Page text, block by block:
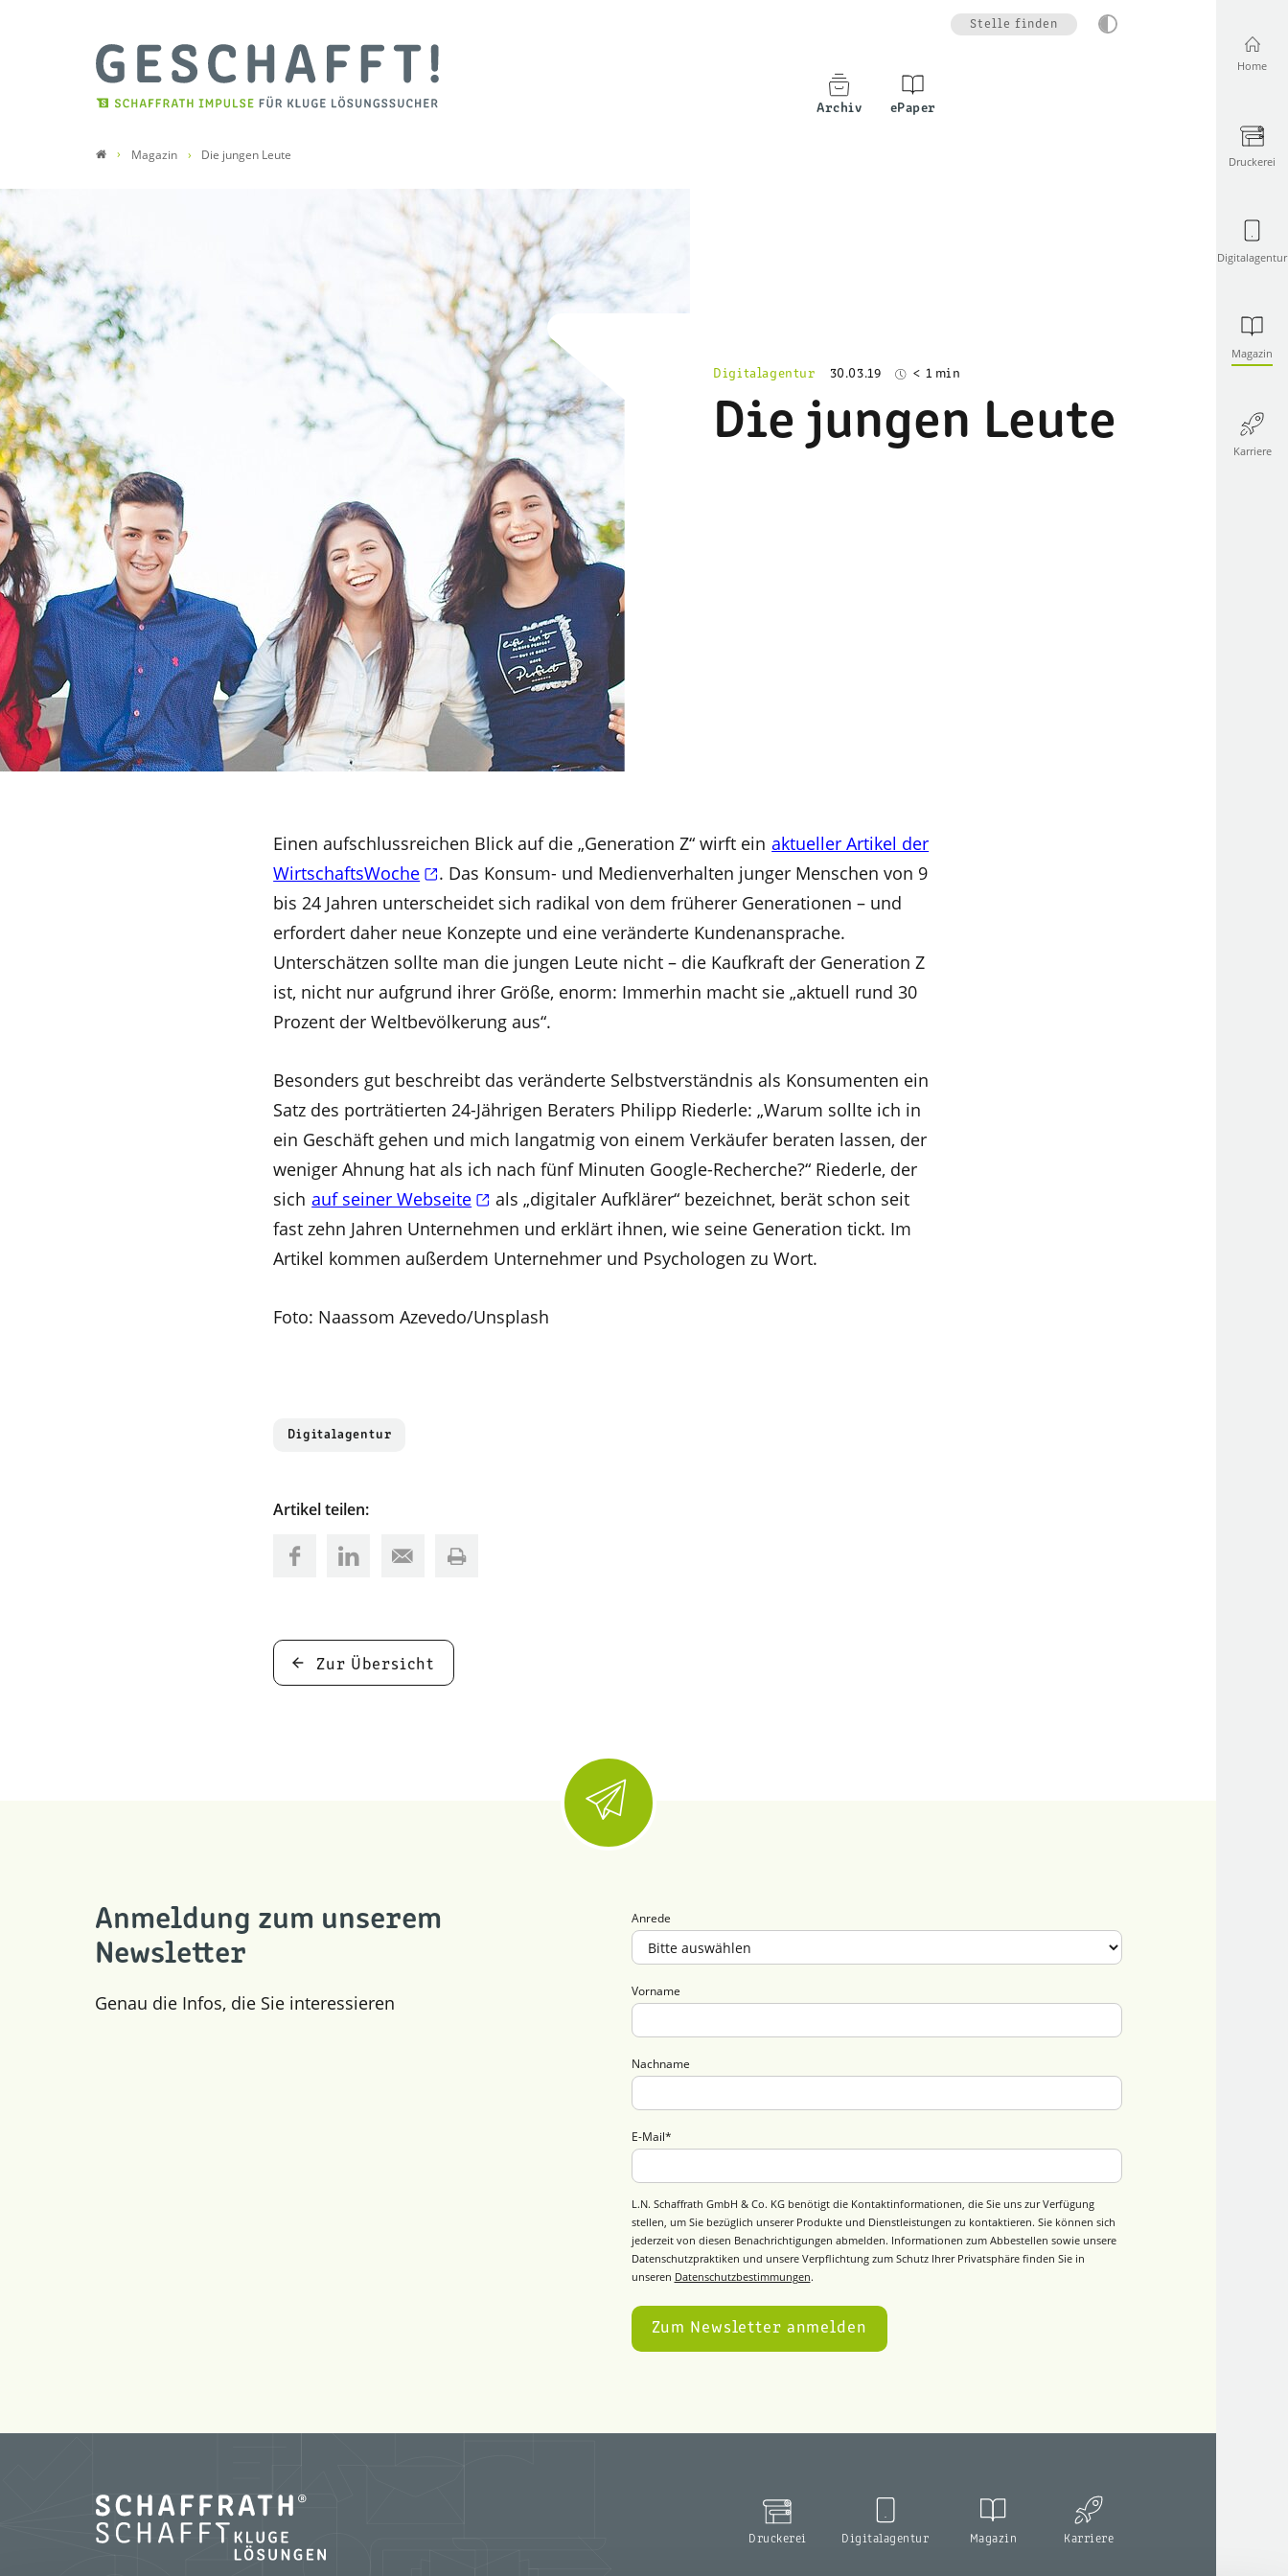
Home
Druckerei
Digitalagentur
Magazin
Karriere
Stelle finden
Archiv ePaper
Magazin Die jungen Leute
Digitalagentur 30.03.19 < 1 min
Die jungen Leute
Einen aufschlussreichen Blick auf die „Generation Z“ wirft ein aktueller Artikel der
WirtschaftsWoche
. Das Konsum- und Medienverhalten junger Menschen von 9
bis 24 Jahren unterscheidet sich radikal von dem früherer Generationen – und
erfordert daher neue Konzepte und eine veränderte Kundenansprache.
Unterschätzen sollte man die jungen Leute nicht – die Kaufkraft der Generation Z
ist, nicht nur aufgrund ihrer Größe, enorm: Immerhin macht sie „aktuell rund 30
Prozent der Weltbevölkerung aus“.
Besonders gut beschreibt das veränderte Selbstverständnis als Konsumenten ein
Satz des porträtierten 24-Jährigen Beraters Philipp Riederle: „Warum sollte ich in
ein Geschäft gehen und mich langatmig von einem Verkäufer beraten lassen, der
weniger Ahnung hat als ich nach fünf Minuten Google-Recherche?“ Riederle, der
sich auf seiner Webseite
als „digitaler Aufklärer“ bezeichnet, berät schon seit
fast zehn Jahren Unternehmen und erklärt ihnen, wie seine Generation tickt. Im
Artikel kommen außerdem Unternehmer und Psychologen zu Wort.
Foto: Naassom Azevedo/Unsplash
Digitalagentur
Artikel teilen:
Zur Übersicht
Anmeldung zum unserem
Newsletter
Genau die Infos, die Sie interessieren
Anrede
Vorname
Nachname
E-Mail*
L.N. Schaffrath GmbH & Co. KG benötigt die Kontaktinformationen, die Sie uns zur Verfügung
stellen, um Sie bezüglich unserer Produkte und Dienstleistungen zu kontaktieren. Sie können sich
jederzeit von diesen Benachrichtigungen abmelden. Informationen zum Abbestellen sowie unsere
Datenschutzpraktiken und unsere Verpflichtung zum Schutz Ihrer Privatsphäre finden Sie in
unseren Datenschutzbestimmungen.
Druckerei Digitalagentur Magazin Karriere